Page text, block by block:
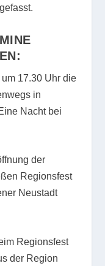
17.30 Uhr die
in
Nacht bei
der
Regionsfest
Neustadt
Regionsfest
der Region